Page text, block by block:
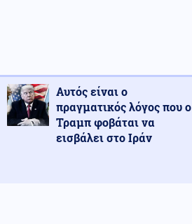
Αυτός είναι ο
πραγματικός λόγος που ο
Τραμπ φοβάται να
εισβάλει στο Ιράν